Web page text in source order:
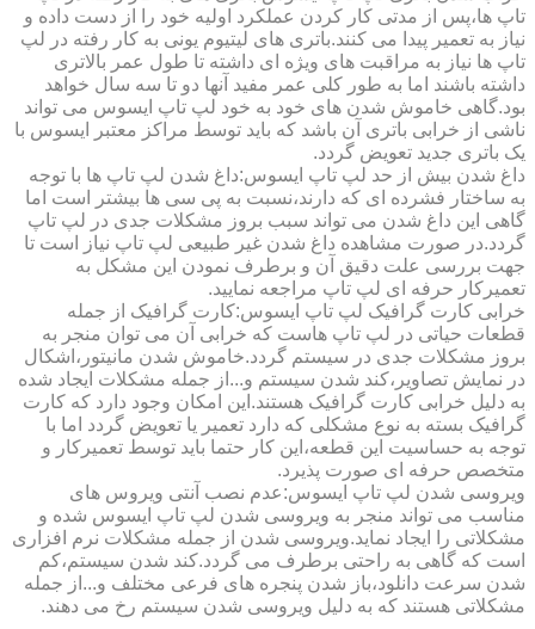
تاپ ها،پس از مدتی کار کردن عملکرد اولیه خود را از دست داده و
نیاز به تعمیر پیدا می کنند.باتری های لیتیوم یونی به کار رفته در لپ
تاپ ها نیاز به مراقبت های ویژه ای داشته تا طول عمر بالاتری
داشته باشند اما به طور کلی عمر مفید آنها دو تا سه سال خواهد
بود.گاهی خاموش شدن های خود به خود لپ تاپ ایسوس می تواند
ناشی از خرابی باتری آن باشد که باید توسط مراکز معتبر ایسوس با
یک باتری جدید تعویض گردد.
داغ شدن بیش از حد لپ تاپ ایسوس:داغ شدن لپ تاپ ها با توجه
به ساختار فشرده ای که دارند،نسبت به پی سی ها بیشتر است اما
گاهی این داغ شدن می تواند سبب بروز مشکلات جدی در لپ تاپ
گردد.در صورت مشاهده داغ شدن غیر طبیعی لپ تاپ نیاز است تا
جهت بررسی علت دقیق آن و برطرف نمودن این مشکل به
تعمیرکار حرفه ای لپ تاپ مراجعه نمایید.
خرابی کارت گرافیک لپ تاپ ایسوس:کارت گرافیک از جمله
قطعات حیاتی در لپ تاپ هاست که خرابی آن می توان منجر به
بروز مشکلات جدی در سیستم گردد.خاموش شدن مانیتور،اشکال
در نمایش تصاویر،کند شدن سیستم و...از جمله مشکلات ایجاد شده
به دلیل خرابی کارت گرافیک هستند.این امکان وجود دارد که کارت
گرافیک بسته به نوع مشکلی که دارد تعمیر یا تعویض گردد اما با
توجه به حساسیت این قطعه،این کار حتما باید توسط تعمیرکار و
متخصص حرفه ای صورت پذیرد.
ویروسی شدن لپ تاپ ایسوس:عدم نصب آنتی ویروس های
مناسب می تواند منجر به ویروسی شدن لپ تاپ ایسوس شده و
مشکلاتی را ایجاد نماید.ویروسی شدن از جمله مشکلات نرم افزاری
است که گاهی به راحتی برطرف می گردد.کند شدن سیستم،کم
شدن سرعت دانلود،باز شدن پنجره های فرعی مختلف و...از جمله
مشکلاتی هستند که به دلیل ویروسی شدن سیستم رخ می دهند.